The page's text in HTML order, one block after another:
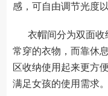
感，可自由调节光度
衣帽间分为双面
常穿的衣物，而靠休
区收纳使用起来更方
满足女孩的使用需求。